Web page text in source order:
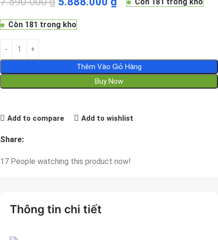
Còn 181 trong kho
Thêm Vào Giỏ Hàng
Buy Now
Add to compare Add to wishlist
Share:
17 People watching this product now!
Thông tin chi tiết